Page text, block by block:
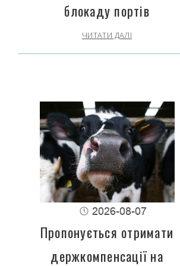
блокаду портів
ЧИТАТИ ДАЛІ
2026-08-07
Пропонується отримати
держкомпенсації на